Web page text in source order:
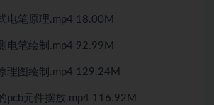
电笔原理.mp4 18.00M
电笔绘制.mp4 92.99M
理图绘制.mp4 129.24M
pcb元件摆放.mp4 116.92M